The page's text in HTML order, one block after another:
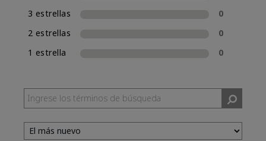
3 estrellas
0
2 estrellas
0
1 estrella
0